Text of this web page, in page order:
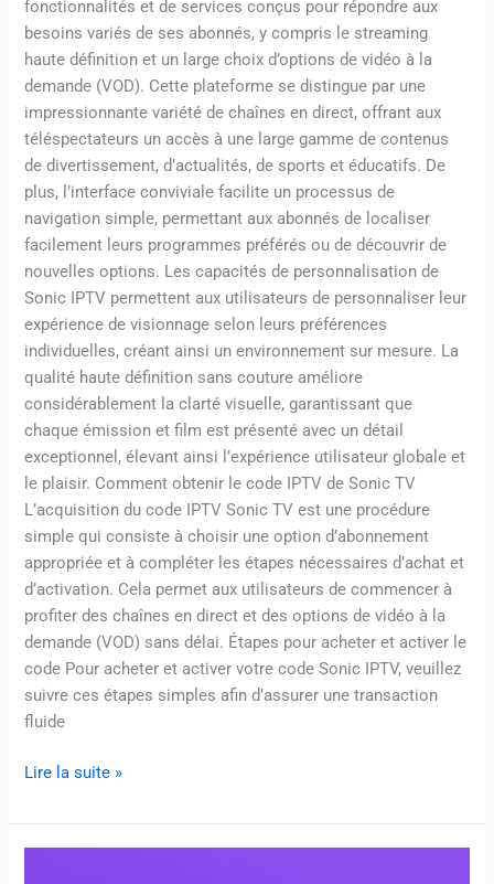
fonctionnalités et de services conçus pour répondre aux
besoins variés de ses abonnés, y compris le streaming
haute définition et un large choix d’options de vidéo à la
demande (VOD). Cette plateforme se distingue par une
impressionnante variété de chaînes en direct, offrant aux
téléspectateurs un accès à une large gamme de contenus
de divertissement, d’actualités, de sports et éducatifs. De
plus, l’interface conviviale facilite un processus de
navigation simple, permettant aux abonnés de localiser
facilement leurs programmes préférés ou de découvrir de
nouvelles options. Les capacités de personnalisation de
Sonic IPTV permettent aux utilisateurs de personnaliser leur
expérience de visionnage selon leurs préférences
individuelles, créant ainsi un environnement sur mesure. La
qualité haute définition sans couture améliore
considérablement la clarté visuelle, garantissant que
chaque émission et film est présenté avec un détail
exceptionnel, élevant ainsi l’expérience utilisateur globale et
le plaisir. Comment obtenir le code IPTV de Sonic TV
L’acquisition du code IPTV Sonic TV est une procédure
simple qui consiste à choisir une option d’abonnement
appropriée et à compléter les étapes nécessaires d’achat et
d’activation. Cela permet aux utilisateurs de commencer à
profiter des chaînes en direct et des options de vidéo à la
demande (VOD) sans délai. Étapes pour acheter et activer le
code Pour acheter et activer votre code Sonic IPTV, veuillez
suivre ces étapes simples afin d’assurer une transaction
fluide
Lire la suite »